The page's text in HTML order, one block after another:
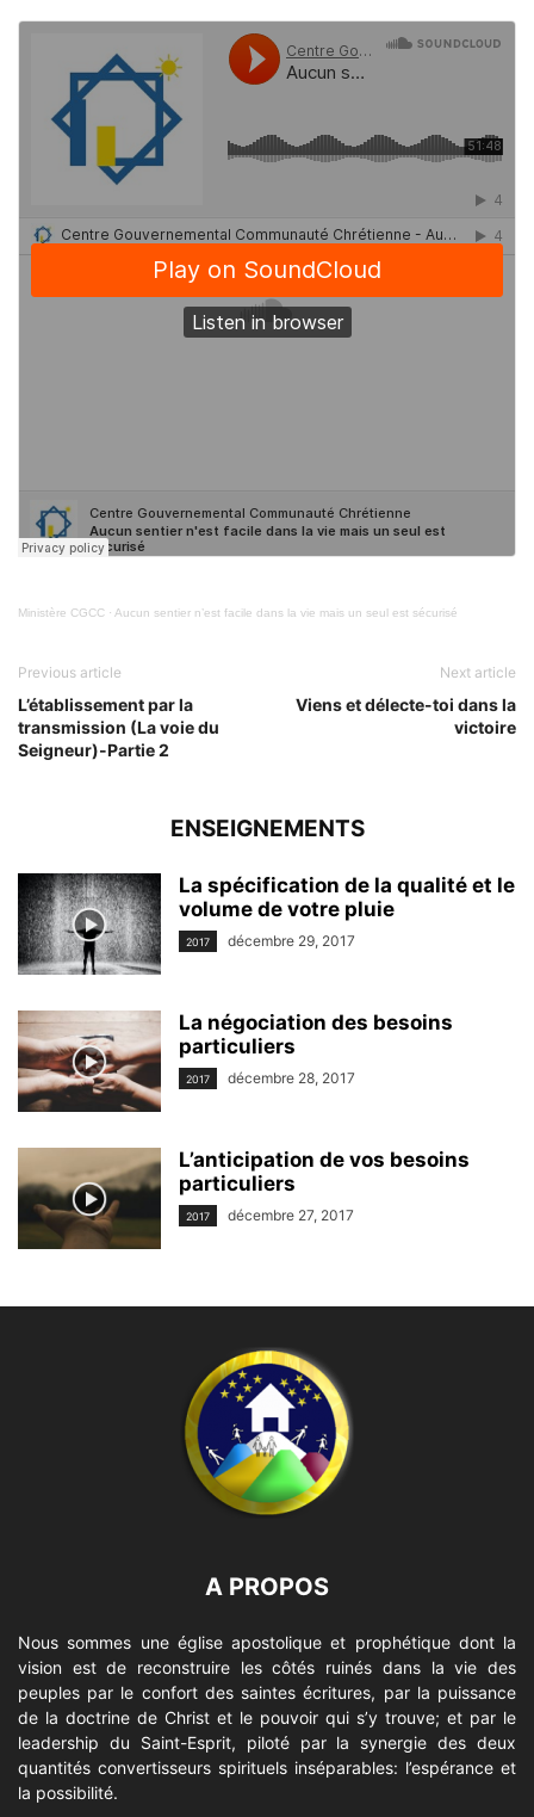
Ministère CGCC · Aucun sentier n’est facile dans la vie mais un seul est sécurisé
Previous article
L’établissement par la
transmission (La voie du
Seigneur)-Partie 2
Next article
Viens et délecte-toi dans la
victoire
ENSEIGNEMENTS
La spécification de la qualité et le
volume de votre pluie
2017 décembre 29, 2017
La négociation des besoins
particuliers
2017 décembre 28, 2017
L’anticipation de vos besoins
particuliers
2017 décembre 27, 2017
A PROPOS
Nous sommes une église apostolique et prophétique dont la
vision est de reconstruire les côtés ruinés dans la vie des
peuples par le confort des saintes écritures, par la puissance
de la doctrine de Christ et le pouvoir qui s’y trouve; et par le
leadership du Saint-Esprit, piloté par la synergie des deux
quantités convertisseurs spirituels inséparables: l’espérance et
la possibilité.